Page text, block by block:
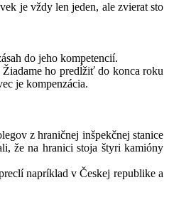
je vždy len jeden, ale zvierat sto
do jeho kompetencií.
ho predĺžiť do konca roku
je kompenzácia.
z hraničnej inšpekčnej stanice
že na hranici stoja štyri kamióny
napríklad v Českej republike a